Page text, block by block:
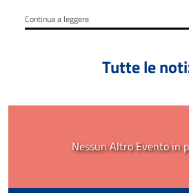
Continua a leggere
Tutte le
Nessun Altro Evento in